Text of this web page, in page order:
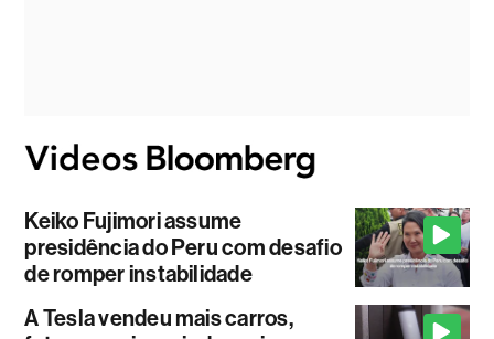
Keiko Fujimori assume
presidência do Peru com desafio
de romper instabilidade
A Tesla vendeu mais carros,